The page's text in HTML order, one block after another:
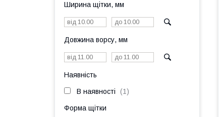
Ширина щітки, мм
Довжина ворсу, мм
Наявність
В наявності 1
Форма щітки